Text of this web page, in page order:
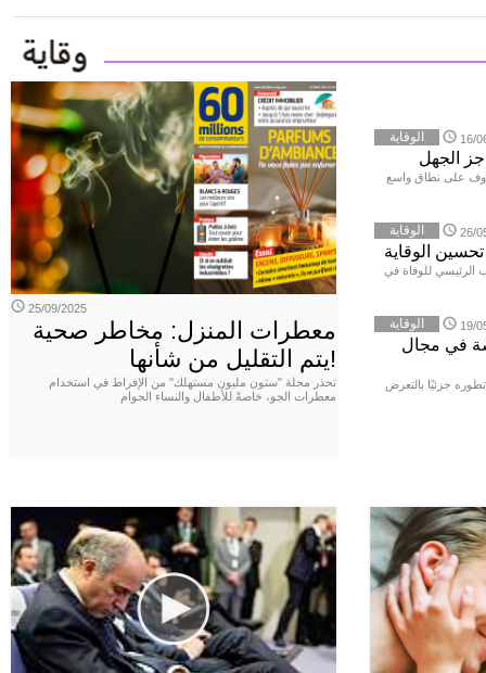
25/09/2025
معطرات المنزل: مخاطر صحية
يتم التقليل من شأنها!
تحذر مجلة "ستون مليون مستهلك" من الإفراط في استخدام
معطرات الجو، خاصةً للأطفال والنساء الحوام
16/
على نطاق واسع
26/
الرئيسي للوفاة في
19/
في مجال
جزئيًا بالتعرض